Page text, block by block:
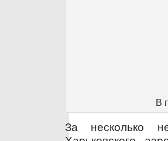
В
За несколько